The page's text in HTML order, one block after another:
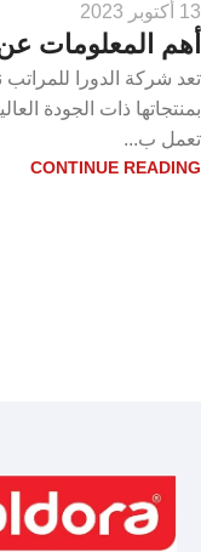
13 أكتوبر 2023
أهم المعلومات
تعد شركة الدورا
بمنتجاتها ذات الجودة
تعمل ب...
CONTINUE READING